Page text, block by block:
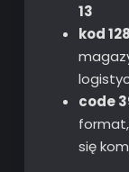
13
kod 128
code
się